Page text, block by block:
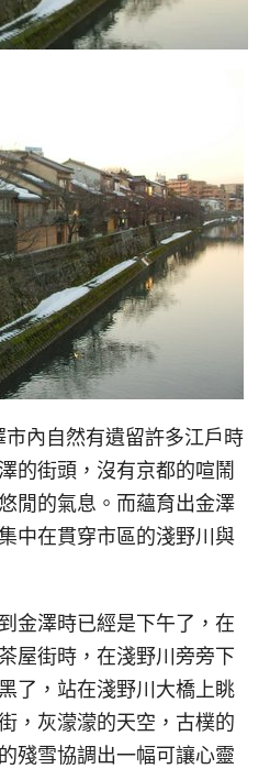
內自然有遺留許多江戶時
的街頭，沒有京都的喧鬧
閒的氣息。而蘊育出金澤
中在貫穿市區的淺野川與
澤時已經是下午了，在
屋街時，在淺野川旁旁下
了，站在淺野川大橋上眺
，灰濛濛的天空，古樸的
殘雪協調出一幅可讓心靈